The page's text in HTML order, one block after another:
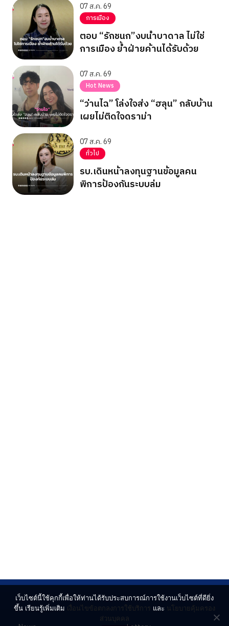
07 ส.ค. 69
การเมือง
ตอบ “รักชนก”งบน้ำบาดาล ไม่ใช่
การเมือง ย้ำฝ่ายค้านได้รับด้วย
07 ส.ค. 69
Hot News
“ว่านไฉ” โล่งใจส่ง “ฮลุน” กลับบ้าน
เผยไม่ติดใจดราม่า
07 ส.ค. 69
ทั่วไป
รบ.เดินหน้าลงทุนฐานข้อมูลคน
พิการป้องกันระบบล่ม
เว็บไซต์นี้ใช้คุกกี้เพื่อให้ท่านได้รับประสบการณ์การใช้งานเว็บไซต์ที่ดียิ่ง
ขึ้น เรียนรู้เพิ่มเติม เงื่อนไขข้อตกลงการใช้บริการ และ นโยบายคุ้มครอง
ส่วนบุคคล